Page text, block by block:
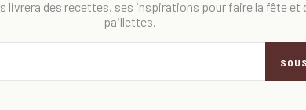
livrera des recettes, ses inspirations pour faire la fête et
paillettes.